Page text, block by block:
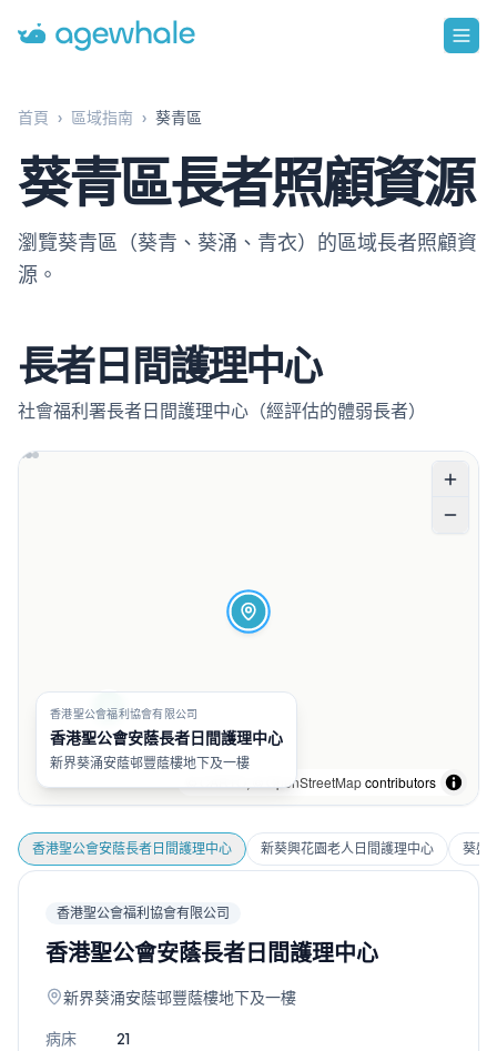
Go to homepage
首頁 › 區域指南 › 葵青區
葵青區長者照顧資源
瀏覽葵青區（葵青、葵涌、青衣）的區域長者照顧資
源。
長者日間護理中心
社會福利署長者日間護理中心（經評估的體弱長者）
OpenStreetMapcontributors
香港聖公會福利協會有限公司
香港聖公會安蔭長者日間護理中心
新界葵涌安蔭邨豐蔭樓地下及一樓
香港聖公會安蔭長者日間護理中心 新葵興花園老人日間護理中心 葵盛
香港聖公會福利協會有限公司
香港聖公會安蔭長者日間護理中心
新界葵涌安蔭邨豐蔭樓地下及一樓
病床
21